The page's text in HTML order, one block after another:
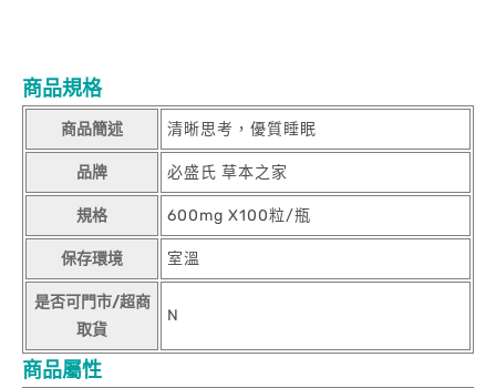
商品規格
商品簡述 清晰思考，優質睡眠
品牌 必盛氏 草本之家
規格 600mg X100粒/瓶
保存環境 室溫
是否可門市/超商
取貨
N
商品屬性